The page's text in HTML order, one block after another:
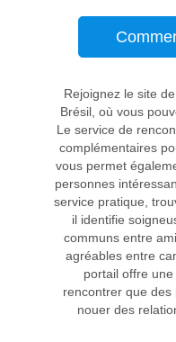
Rejoignez le site
Brésil, où vous
Le service de
complémentaires
vous permet
personnes
service pratique,
il identifie
communs entre
agréables entre
portail offre
rencontrer que des
nouer des